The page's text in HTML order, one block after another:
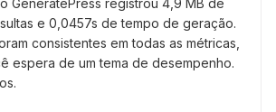
GeneratePress registrou 4,9 MB de
e 0,0457s de tempo de geração.
consistentes em todas as métricas,
espera de um tema de desempenho.